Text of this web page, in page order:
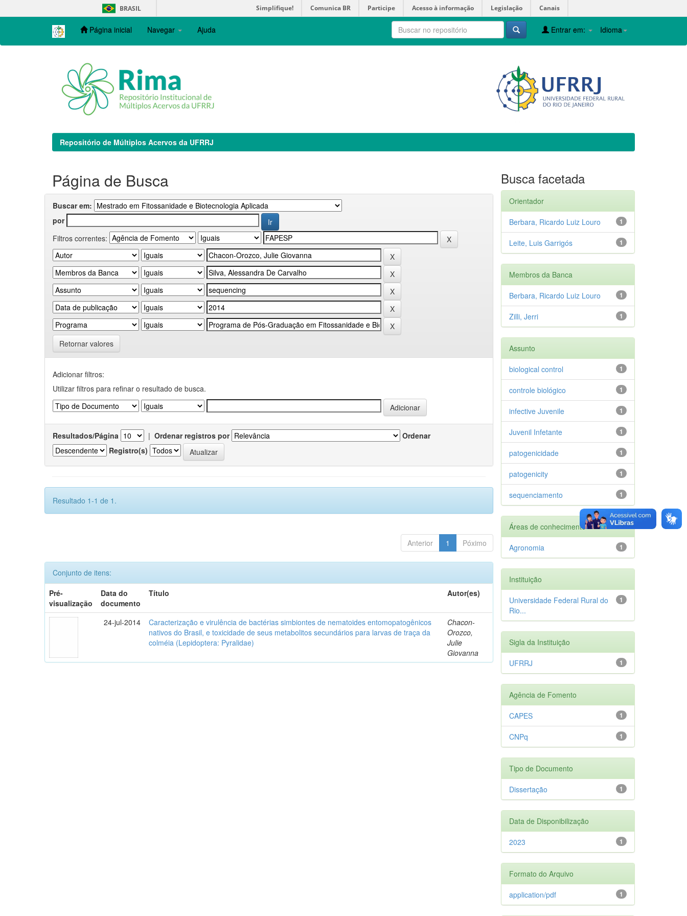
navigation
BRASIL Simplifique! Comunica BR Participe Acesso à informação Legislação Canais
Página inicial Navegar Ajuda Idioma
Entrar em:
Repositório de Múltiplos Acervos da UFRRJ
Página de Busca
Buscar em:
por
Filtros correntes:
Retornar valores
Adicionar filtros:
Utilizar filtros para refinar o resultado de busca.
Resultados/Página | Ordenar registros por
Ordenar
Registro(s)
Resultado 1-1 de 1.
Anterior 1 Póximo
Conjunto de itens:
Pré-
visualização
Data do
documento
Título Autor(es)
24-jul-2014
Caracterização e virulência de bactérias simbiontes de nematoides entomopatogênicos
nativos do Brasil, e toxicidade de seus metabolitos secundários para larvas de traça da
colméia (Lepidoptera: Pyralidae)
Chacon-
Orozco,
Julie
Giovanna
Busca facetada
Orientador
1
Berbara, Ricardo Luiz Louro
1
Leite, Luis Garrigós
Membros da Banca
1
Berbara, Ricardo Luiz Louro
1
Zilli, Jerri
Assunto
1
biological control
1
controle biológico
1
infective Juvenile
1
Juvenil Infetante
1
patogenicidade
1
patogenicity
1
sequenciamento
Áreas de conhecimento
1
Agronomia
Instituição
1
Universidade Federal Rural do
Rio...
Sigla da Instituição
1
UFRRJ
Agência de Fomento
1
CAPES
1
CNPq
Tipo de Documento
1
Dissertação
Data de Disponibilização
1
2023
Formato do Arquivo
1
application/pdf